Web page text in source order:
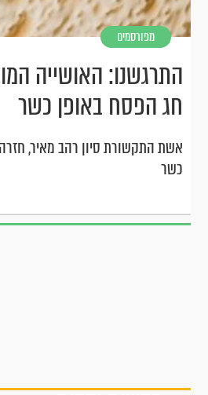
מפורסמים
התרגשנו: האושייה
חג הפסח באופן כשר
כשר